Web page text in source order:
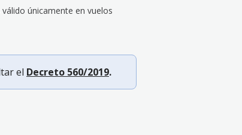
únicamente en vuelos
el Decreto 560/2019.